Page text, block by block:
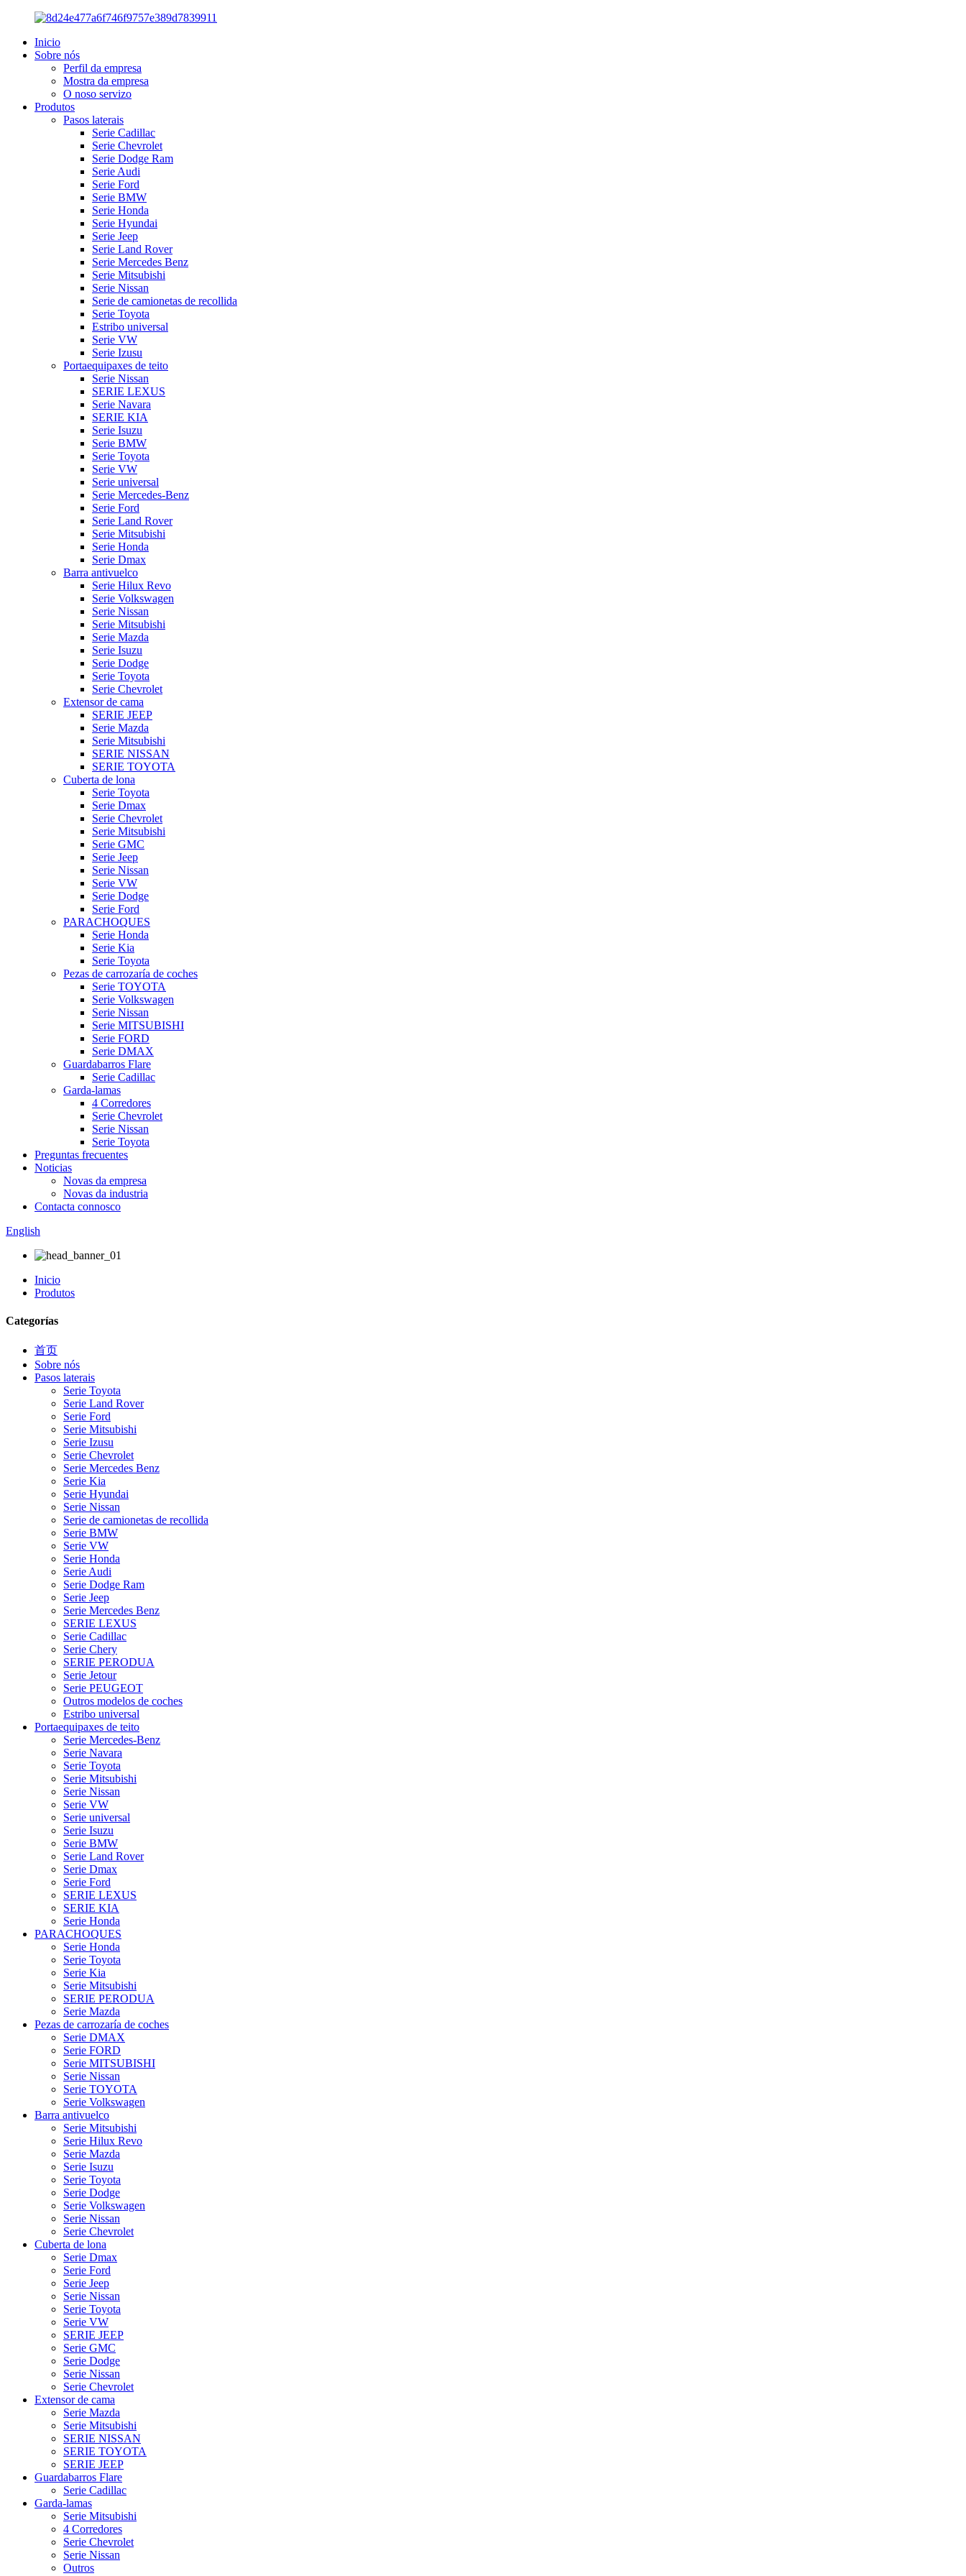
Inicio
Sobre nós
Perfil da empresa
Mostra da empresa
O noso servizo
Produtos
Pasos laterais
Serie Cadillac
Serie Chevrolet
Serie Dodge Ram
Serie Audi
Serie Ford
Serie BMW
Serie Honda
Serie Hyundai
Serie Jeep
Serie Land Rover
Serie Mercedes Benz
Serie Mitsubishi
Serie Nissan
Serie de camionetas de recollida
Serie Toyota
Estribo universal
Serie VW
Serie Izusu
Portaequipaxes de teito
Serie Nissan
SERIE LEXUS
Serie Navara
SERIE KIA
Serie Isuzu
Serie BMW
Serie Toyota
Serie VW
Serie universal
Serie Mercedes-Benz
Serie Ford
Serie Land Rover
Serie Mitsubishi
Serie Honda
Serie Dmax
Barra antivuelco
Serie Hilux Revo
Serie Volkswagen
Serie Nissan
Serie Mitsubishi
Serie Mazda
Serie Isuzu
Serie Dodge
Serie Toyota
Serie Chevrolet
Extensor de cama
SERIE JEEP
Serie Mazda
Serie Mitsubishi
SERIE NISSAN
SERIE TOYOTA
Cuberta de lona
Serie Toyota
Serie Dmax
Serie Chevrolet
Serie Mitsubishi
Serie GMC
Serie Jeep
Serie Nissan
Serie VW
Serie Dodge
Serie Ford
PARACHOQUES
Serie Honda
Serie Kia
Serie Toyota
Pezas de carrozaría de coches
Serie TOYOTA
Serie Volkswagen
Serie Nissan
Serie MITSUBISHI
Serie FORD
Serie DMAX
Guardabarros Flare
Serie Cadillac
Garda-lamas
4 Corredores
Serie Chevrolet
Serie Nissan
Serie Toyota
Preguntas frecuentes
Noticias
Novas da empresa
Novas da industria
Contacta connosco
English
Inicio
Produtos
Categorías
首页
Sobre nós
Pasos laterais
Serie Toyota
Serie Land Rover
Serie Ford
Serie Mitsubishi
Serie Izusu
Serie Chevrolet
Serie Mercedes Benz
Serie Kia
Serie Hyundai
Serie Nissan
Serie de camionetas de recollida
Serie BMW
Serie VW
Serie Honda
Serie Audi
Serie Dodge Ram
Serie Jeep
Serie Mercedes Benz
SERIE LEXUS
Serie Cadillac
Serie Chery
SERIE PERODUA
Serie Jetour
Serie PEUGEOT
Outros modelos de coches
Estribo universal
Portaequipaxes de teito
Serie Mercedes-Benz
Serie Navara
Serie Toyota
Serie Mitsubishi
Serie Nissan
Serie VW
Serie universal
Serie Isuzu
Serie BMW
Serie Land Rover
Serie Dmax
Serie Ford
SERIE LEXUS
SERIE KIA
Serie Honda
PARACHOQUES
Serie Honda
Serie Toyota
Serie Kia
Serie Mitsubishi
SERIE PERODUA
Serie Mazda
Pezas de carrozaría de coches
Serie DMAX
Serie FORD
Serie MITSUBISHI
Serie Nissan
Serie TOYOTA
Serie Volkswagen
Barra antivuelco
Serie Mitsubishi
Serie Hilux Revo
Serie Mazda
Serie Isuzu
Serie Toyota
Serie Dodge
Serie Volkswagen
Serie Nissan
Serie Chevrolet
Cuberta de lona
Serie Dmax
Serie Ford
Serie Jeep
Serie Nissan
Serie Toyota
Serie VW
SERIE JEEP
Serie GMC
Serie Dodge
Serie Nissan
Serie Chevrolet
Extensor de cama
Serie Mazda
Serie Mitsubishi
SERIE NISSAN
SERIE TOYOTA
SERIE JEEP
Guardabarros Flare
Serie Cadillac
Garda-lamas
Serie Mitsubishi
4 Corredores
Serie Chevrolet
Serie Nissan
Outros